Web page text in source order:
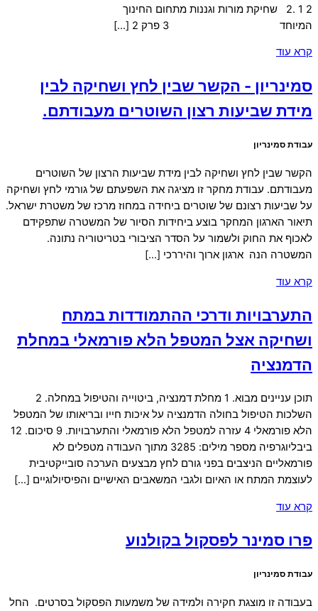
2 1 .2 שחיקת מורות וגננות מתחום החינוך
המיוחד 3 פרק 2 […]
קרא עוד
סמינריון - הקשר שבין לחץ ושחיקה לבין
מידת שביעות רצון השוטרים מעבודתם.
עבודת סמינריון
הקשר שבין לחץ ושחיקה לבין מידת שביעות הרצון של השוטרים
מעבודתם. עבודת מחקר זו מציגה את השפעתם של גורמי לחץ ושחיקה
על שביעות רצונם של שוטרים ביחידה במחוז מרכז של משטרת ישראל.
תיאור הארגון המחקר בוצע ביחידות הסיור של המשטרה שתפקידם
לאכוף את החוק ולשמור על הסדר הציבורי בטריטוריה נתונה.
המשטרה הנה ארגון ארוך והיררכי […]
קרא עוד
התערבויות ודרכי ההתמודדות במתח
ושחיקה אצל המטפל הלא פורמאלי במחלת
הדמנציה
תוכן עניינים מבוא. 1 מחלת דמנציה, ביטוייה והטיפול במחלה. 2
השלכות הטיפול בחולה הדמנציה על איכות חייו ובריאותו של המטפל
הלא פורמאלי 4 עזרה למטפל הלא פורמאלי והתערבויות. 9 סיכום. 12
ביבליוגרפיה מספר מילים: 3285 מתוך העבודה מטפלים לא
פורמאליים הניצבים בפני גורם לחץ מבצעים הערכה סובייקטיבית
לעוצמת המתח או האיום ולגבי המשאבים האישיים והפיסיולוגיים […]
קרא עוד
פרו סמינר לפסקול בקולנוע
עבודת סמינריון
בעבודה זו מוצגת חקירה ולמידה של משמעות הפסקול בסרטים. החל